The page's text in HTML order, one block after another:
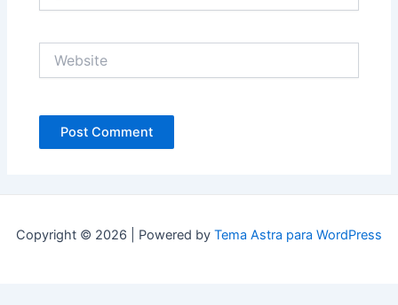
Copyright © 2026 | Powered by Tema Astra para WordPress